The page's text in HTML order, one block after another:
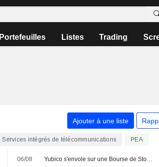
Portefeuilles Listes Trading
Ajouter à une liste
Services intégrés de télécommunications PEA
06/08 Yubico s'envole sur une Bourse de Stockholm atone, l'indice OMXS30 inchangé